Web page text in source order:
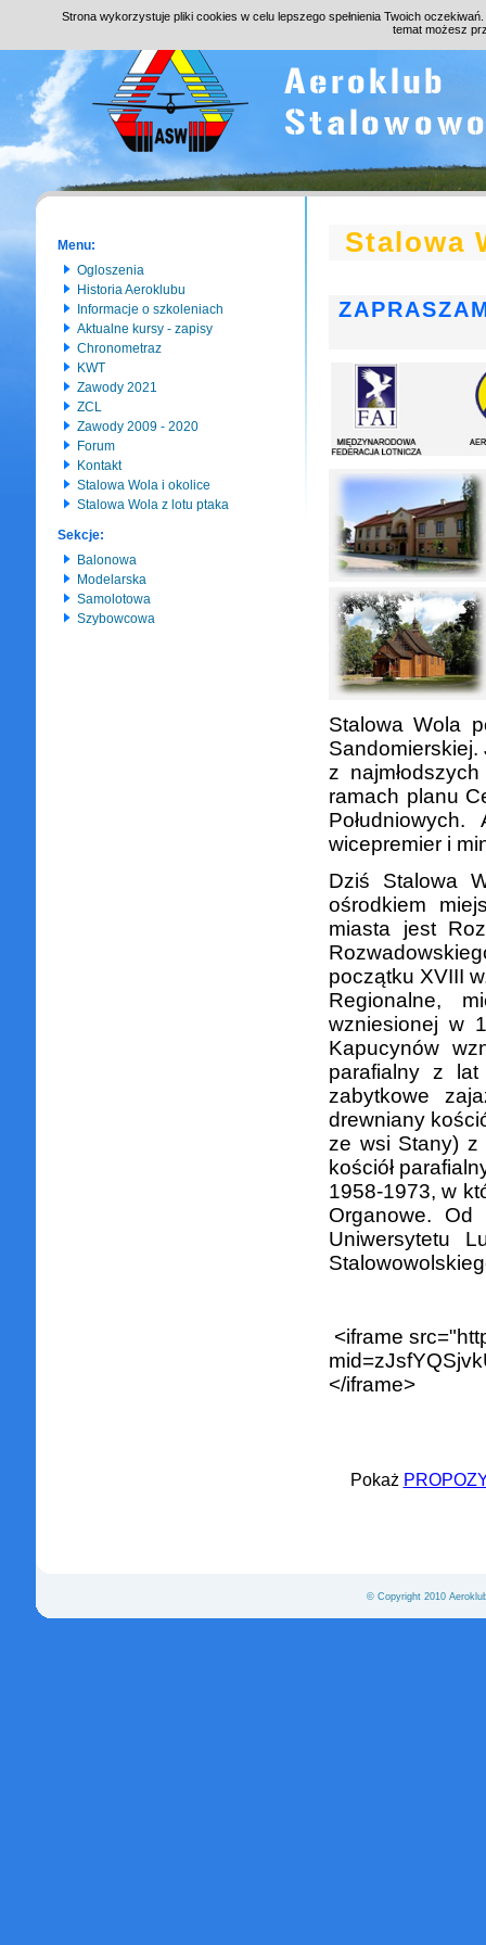
Strona wykorzystuje pliki cookies w celu lepszego spełnienia Twoich
temat możesz
Menu:
Ogloszenia
Historia Aeroklubu
Informacje o szkoleniach
Aktualne kursy - zapisy
Chronometraz
KWT
Zawody 2021
ZCL
Zawody 2009 - 2020
Forum
Kontakt
Stalowa Wola i okolice
Stalowa Wola z lotu ptaka
Sekcje:
Balonowa
Modelarska
Samolotowa
Szybowcowa
Stalowa
Stalowa Wola
Sandomierskiej.
z
ramach planu
wicepremier i
Dziś Stalowa
ośrodkiem
miasta jest
początku XVIII
Regionalne,
wzniesionej w
Kapucynów
parafialny z
zabytkowe
drewniany
ze wsi Stany) z
kościół
1958-1973, w
Organowe.
Uniwersytetu
<iframe
</iframe>
Pokaż
© Copyright 2010